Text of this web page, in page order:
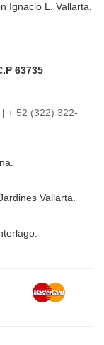
Ignacio L. Vallarta,
63735
| + 52 (322) 322-
Vallarta.